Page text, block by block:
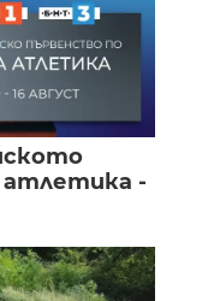
атлетика -